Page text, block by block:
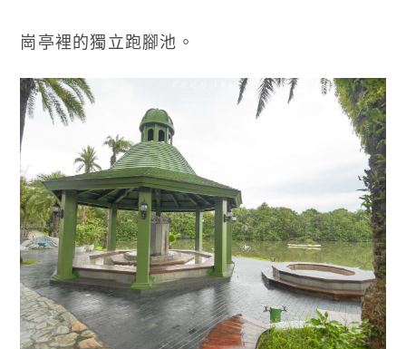
崗亭裡的獨立跑腳池。